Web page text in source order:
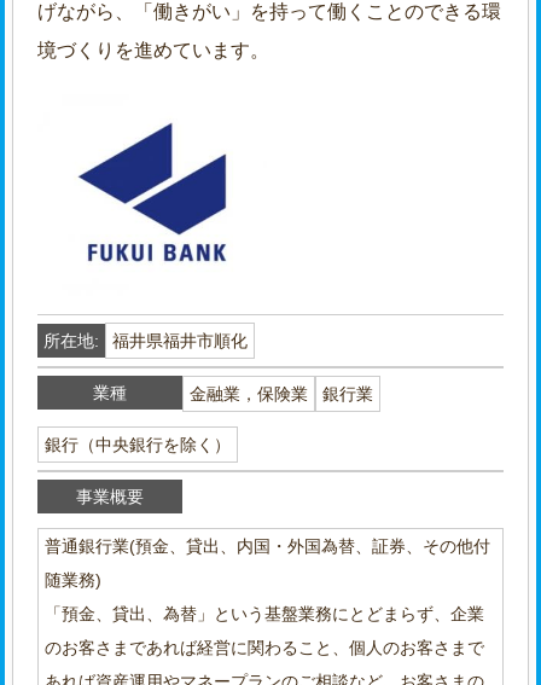
げながら、「働きがい」を持って働くことのできる環
境づくりを進めています。
所在地: 福井県福井市順化
業種 金融業，保険業 銀行業
銀行（中央銀行を除く）
事業概要
普通銀行業(預金、貸出、内国・外国為替、証券、その他付
随業務)
「預金、貸出、為替」という基盤業務にとどまらず、企業
のお客さまであれば経営に関わること、個人のお客さまで